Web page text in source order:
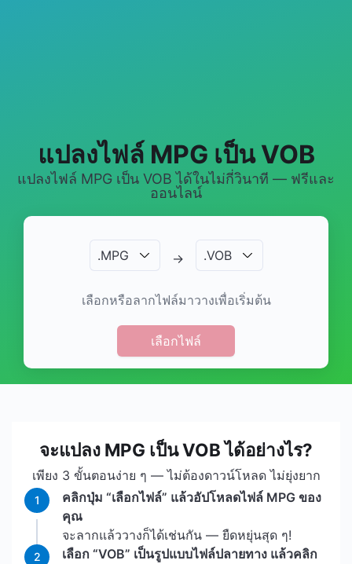
แปลงไฟล์ MPG เป็น VOB
แปลงไฟล์ MPG เป็น VOB ได้ในไม่กี่วินาที — ฟรีและ
ออนไลน์
.MPG → .VOB
เลือกหรือลากไฟล์มาวางเพื่อเริ่มต้น
เลือกไฟล์
จะแปลง MPG เป็น VOB ได้อย่างไร?
เพียง 3 ขั้นตอนง่าย ๆ — ไม่ต้องดาวน์โหลด ไม่ยุ่งยาก
1
คลิกปุ่ม “เลือกไฟล์” แล้วอัปโหลดไฟล์ MPG ของ
คุณ
จะลากแล้ววางก็ได้เช่นกัน — ยืดหยุ่นสุด ๆ!
2
เลือก “VOB” เป็นรูปแบบไฟล์ปลายทาง แล้วคลิก